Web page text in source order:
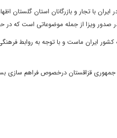
با تجار و بازرگانان استان گلستان
صدور ویزا از جمله موضوعاتی است که در
ایران ماست و با توجه به روابط
جمهوری قزاقستان درخصوص فراهم سازی